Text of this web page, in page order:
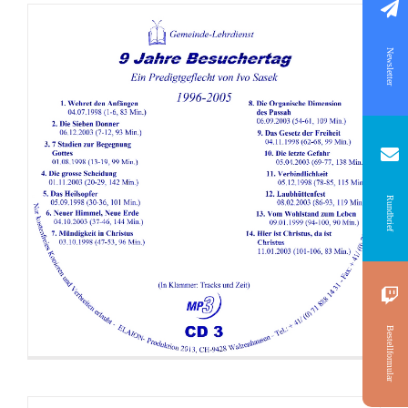
55. 06_Theologische Argumente
56. 07_Theologische Argumente
57. 08_Theologische Argumente
58. 09_Theologische Argumente
59. 10_Theologische Argumente
60. 11_Theologische Argumente
61. 12_Lied_Buch der Buecher_Paul_[16-02]
62. 13_Lied_Dein Wort macht mir Mut_IrinaKinderchor_[15-43a]
63. 14_Wissenschaftliche Argumente
64. 15_Wissenschaftliche Argumente
65. 16_Wissenschaftliche Argumente
66. 17_Wissenschaftliche Argumente
67. 18_Wissenschaftliche Argumente
Predigt: 9 Jahre Besuchertag CD 4
Newsletter
Rundbrief
Bestellformular